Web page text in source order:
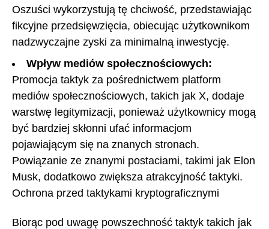
Oszuści wykorzystują tę chciwość, przedstawiając
fikcyjne przedsięwzięcia, obiecując użytkownikom
nadzwyczajne zyski za minimalną inwestycję.
Wpływ mediów społecznościowych:
Promocja taktyk za pośrednictwem platform
mediów społecznościowych, takich jak X, dodaje
warstwę legitymizacji, ponieważ użytkownicy mogą
być bardziej skłonni ufać informacjom
pojawiającym się na znanych stronach.
Powiązanie ze znanymi postaciami, takimi jak Elon
Musk, dodatkowo zwiększa atrakcyjność taktyki.
Ochrona przed taktykami kryptograficznymi
Biorąc pod uwagę powszechność taktyk takich jak